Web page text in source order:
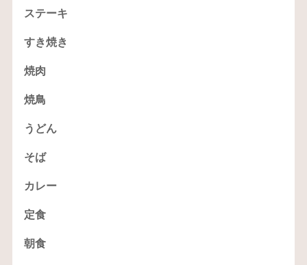
ステーキ
すき焼き
焼肉
焼鳥
うどん
そば
カレー
定食
朝食